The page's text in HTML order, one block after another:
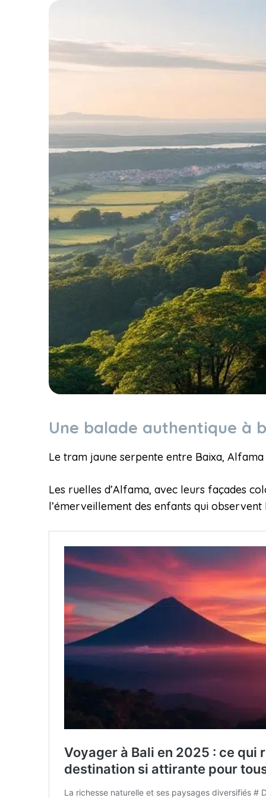
Une balade authentique à
Le tram jaune serpente entre Baixa,
Les ruelles d’Alfama, avec leurs façades
l’émerveillement des enfants qui